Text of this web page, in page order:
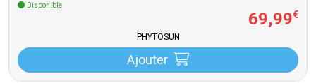
Disponible
69,99€
PHYTOSUN
Ajouter